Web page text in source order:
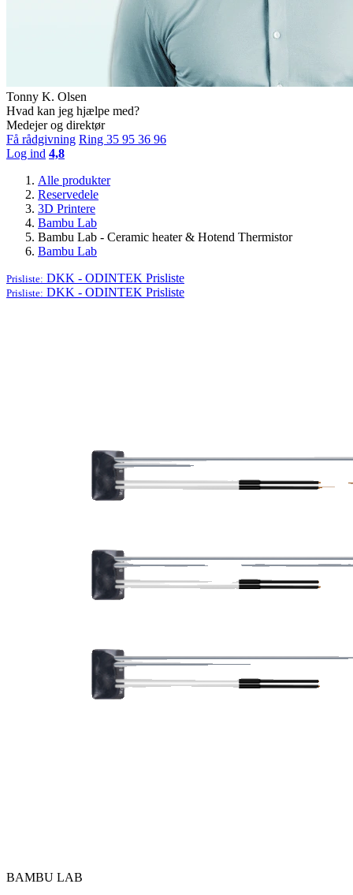
Tonny K. Olsen
Hvad kan jeg hjælpe med?
Medejer og direktør
Få rådgivning Ring 35 95 36 96
Log ind 4,8
Alle produkter
Reservedele
3D Printere
Bambu Lab
Bambu Lab - Ceramic heater & Hotend Thermistor
Bambu Lab
Prisliste: DKK - ODINTEK Prisliste
Prisliste: DKK - ODINTEK Prisliste
BAMBU LAB